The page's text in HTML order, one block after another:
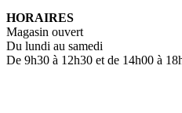
HORAIRES
Magasin ouvert
Du lundi au samedi
De 9h30 à 12h30 et de 14h00 à